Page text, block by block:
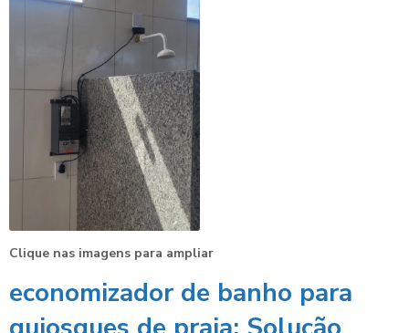
Clique nas imagens para ampliar
economizador de banho para